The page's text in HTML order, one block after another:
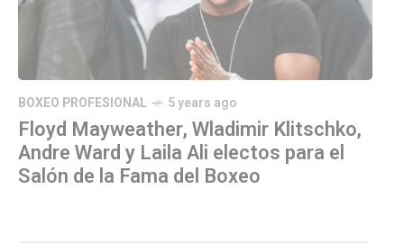
BOXEO PROFESIONAL 5 years ago
Floyd Mayweather, Wladimir Klitschko,
Andre Ward y Laila Ali electos para el
Salón de la Fama del Boxeo